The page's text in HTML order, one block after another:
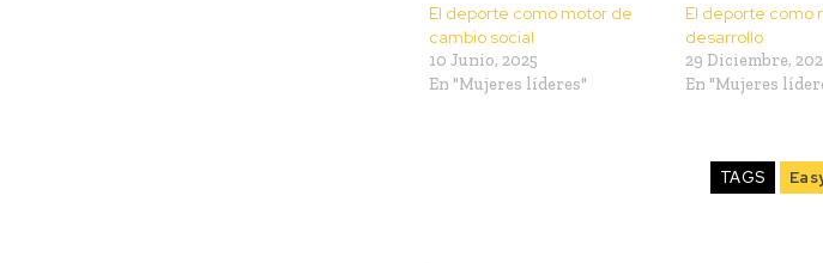
El deporte como motor de
cambio social
10 Junio, 2025
En "Mujeres líderes"
El deporte como
desarrollo
29 Diciembre,
En "Mujeres
TAGS